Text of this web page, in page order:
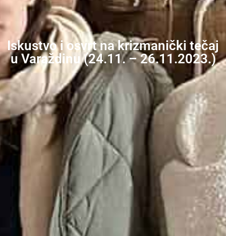
Iskustvo i osvrt na krizmanički tečaj
u Varaždinu (24.11. – 26.11.2023.)